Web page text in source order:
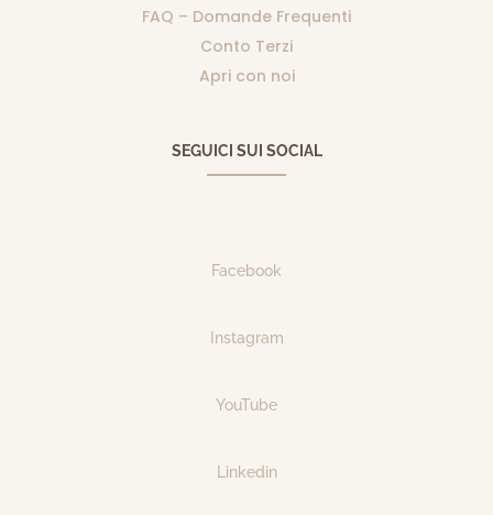
FAQ – Domande Frequenti
Conto Terzi
Apri con noi
SEGUICI SUI SOCIAL
Facebook
Instagram
YouTube
Linkedin